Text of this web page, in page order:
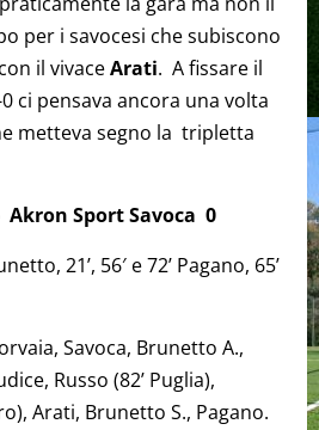
per i savocesi che subiscono
il vivaceArati. A fissare il
ci pensava ancora una volta
metteva segno la tripletta
Sport Savoca 0
21’, 56′ e 72’ Pagano, 65’
Savoca, Brunetto A.,
Russo (82’ Puglia),
Arati, Brunetto S., Pagano.